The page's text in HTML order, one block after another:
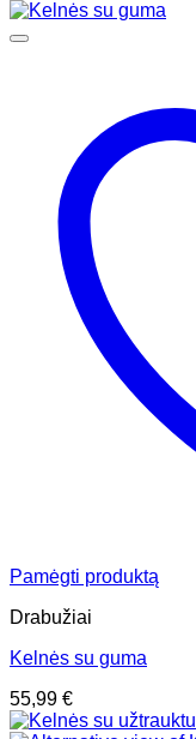
price
price
Pamėgti produktą
Drabužiai
Kelnės su guma
55,99 €